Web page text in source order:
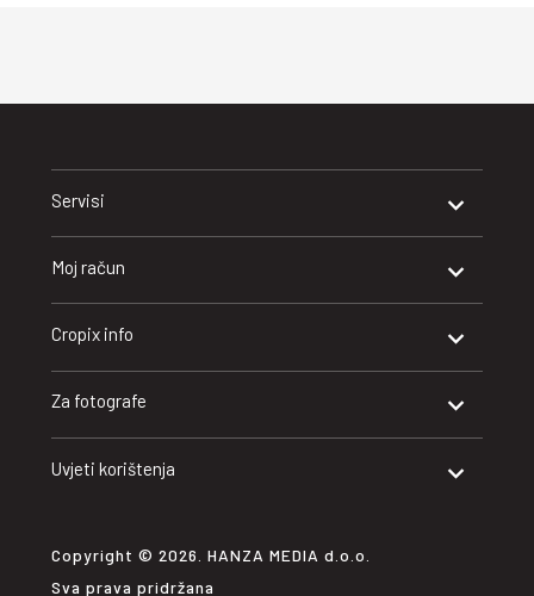
Servisi
Moj račun
Cropix info
Za fotografe
Uvjeti korištenja
Copyright © 2026. HANZA MEDIA d.o.o.
Sva prava pridržana